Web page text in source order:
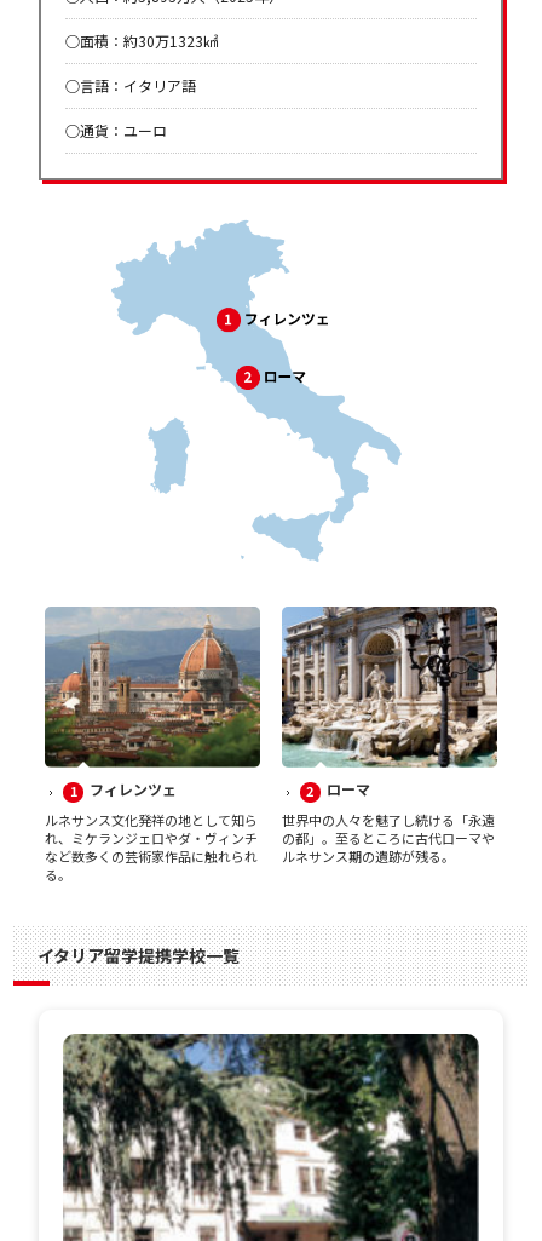
○面積：約30万1323㎢
○言語：イタリア語
○通貨：ユーロ
1 フィレンツェ
ルネサンス文化発祥の地として知ら
れ、ミケランジェロやダ・ヴィンチ
など数多くの芸術家作品に触れられ
る。
2 ローマ
世界中の人々を魅了し続ける「永遠
の都」。至るところに古代ローマや
ルネサンス期の遺跡が残る。
イタリア留学提携学校一覧